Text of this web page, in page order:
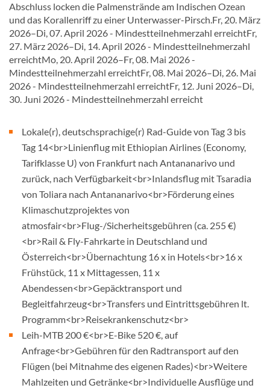
Abschluss locken die Palmenstrände am Indischen Ozean
und das Korallenriff zu einer Unterwasser-Pirsch.Fr, 20. März
2026–Di, 07. April 2026 - Mindestteilnehmerzahl erreichtFr,
27. März 2026–Di, 14. April 2026 - Mindestteilnehmerzahl
erreichtMo, 20. April 2026–Fr, 08. Mai 2026 -
Mindestteilnehmerzahl erreichtFr, 08. Mai 2026–Di, 26. Mai
2026 - Mindestteilnehmerzahl erreichtFr, 12. Juni 2026–Di,
30. Juni 2026 - Mindestteilnehmerzahl erreicht
Lokale(r), deutschsprachige(r) Rad-Guide von Tag 3 bis
Tag 14<br>Linienflug mit Ethiopian Airlines (Economy,
Tarifklasse U) von Frankfurt nach Antananarivo und
zurück, nach Verfügbarkeit<br>Inlandsflug mit Tsaradia
von Toliara nach Antananarivo<br>Förderung eines
Klimaschutzprojektes von
atmosfair<br>Flug-/Sicherheitsgebühren (ca. 255 €)
<br>Rail & Fly-Fahrkarte in Deutschland und
Österreich<br>Übernachtung 16 x in Hotels<br>16 x
Frühstück, 11 x Mittagessen, 11 x
Abendessen<br>Gepäcktransport und
Begleitfahrzeug<br>Transfers und Eintrittsgebühren lt.
Programm<br>Reisekrankenschutz<br>
Leih-MTB 200 €<br>E-Bike 520 €, auf
Anfrage<br>Gebühren für den Radtransport auf den
Flügen (bei Mitnahme des eigenen Rades)<br>Weitere
Mahlzeiten und Getränke<br>Individuelle Ausflüge und